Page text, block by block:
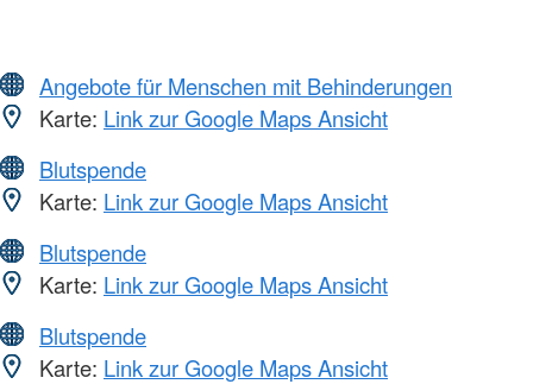
Angebote für Menschen mit Behinderungen
Karte: Link zur Google Maps Ansicht
Blutspende
Karte: Link zur Google Maps Ansicht
Blutspende
Karte: Link zur Google Maps Ansicht
Blutspende
Karte: Link zur Google Maps Ansicht